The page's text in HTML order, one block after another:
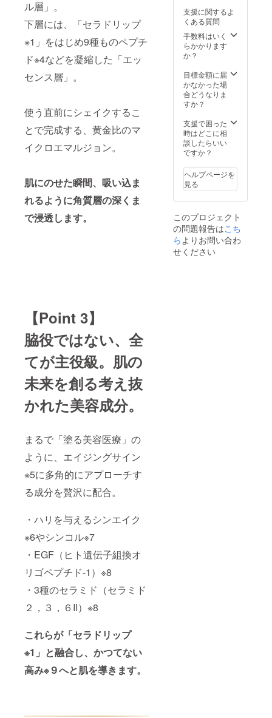
ル層」。
下層には、「セラドリップ
※1」をはじめ9種ものペプチ
ド※4などを凝縮した「エッ
センス層」。
使う直前にシェイクするこ
とで完成する、黄金比のマ
イクロエマルジョン。
肌にのせた瞬間、吸い込ま
れるように角質層の深くま
で浸透します。
【Point 3】
脇役ではない、全
てが主役級。肌の
未来を創る考え抜
かれた美容成分。
まるで「塗る美容医療」の
ように、エイジングサイン
※5に多角的にアプローチす
る成分を贅沢に配合。
・ハリを与えるシンエイク
※6やシンコル※7
・EGF（ヒト遺伝子組換オ
リゴペプチド-1）※8
・3種のセラミド（セラミド
２，３，６II）※8
これらが「セラドリップ
※1」と融合し、かつてない
高み※９へと肌を導きます。
支援に関するよ
くある質問
手数料はいく
らかかります
か？
目標金額に届
かなかった場
合どうなりま
すか？
支援で困った
時はどこに相
談したらいい
ですか？
ヘルプページを
見る
このプロジェクト
の問題報告はこち
らよりお問い合わ
せください